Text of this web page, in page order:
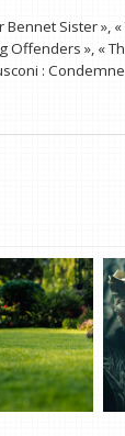
Sister »,
Offenders », «
: